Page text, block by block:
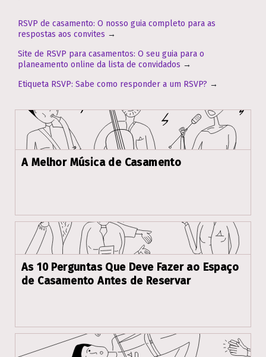
RSVP de casamento: O nosso guia completo para as
respostas aos convites →
Site de RSVP para casamentos: O seu guia para o
planeamento online da lista de convidados →
Etiqueta RSVP: Sabe como responder a um RSVP? →
A Melhor Música de Casamento
As 10 Perguntas Que Deve Fazer ao Espaço
de Casamento Antes de Reservar